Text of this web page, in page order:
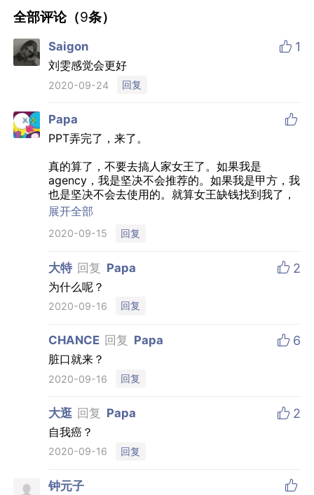
全部评论（9条）
Saigon  1
刘雯感觉会更好
2020-09-24 回复
Papa 
PPT弄完了，来了。
真的算了，不要去搞人家女王了。如果我是
agency，我是坚决不会推荐的。如果我是甲方，我
也是坚决不会去使用的。就算女王缺钱找到我了，
我也是拒绝的。说实话，头图我都压根都不敢多看
展开全部
2020-09-15 回复
大特 回复 Papa  2
为什么呢？
2020-09-16 回复
CHANCE 回复 Papa  6
脏口就来？
2020-09-16 回复
大逛 回复 Papa  2
自我癌？
2020-09-16 回复
钟元子 